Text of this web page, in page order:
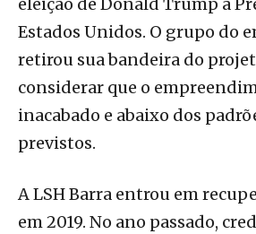
eleição de Donald Trump à
Estados Unidos. O grupo do
retirou sua bandeira do
considerar que o
inacabado e abaixo dos
previstos.
A LSH Barra entrou em
em 2019. No ano passado,